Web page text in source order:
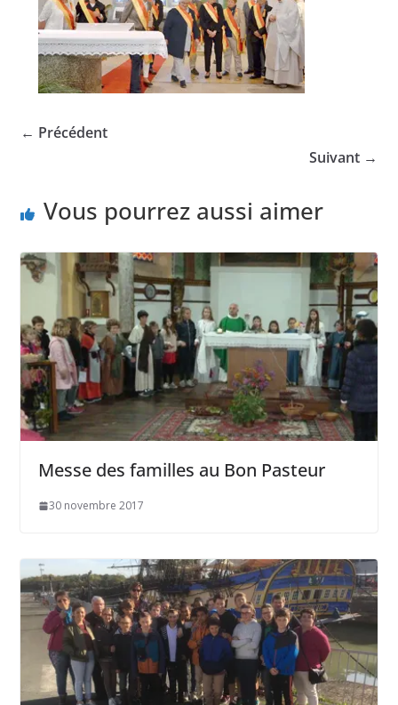
← Précédent
Suivant →
Vous pourrez aussi aimer
Messe des familles au Bon Pasteur
30 novembre 2017